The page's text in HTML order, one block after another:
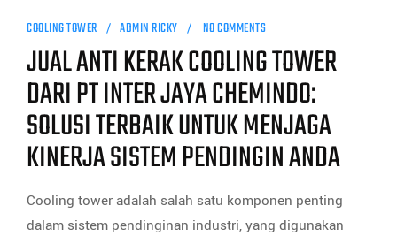
COOLING TOWER ADMIN RICKY NO COMMENTS
JUAL ANTI KERAK COOLING TOWER
DARI PT INTER JAYA CHEMINDO:
SOLUSI TERBAIK UNTUK MENJAGA
KINERJA SISTEM PENDINGIN ANDA
Cooling tower adalah salah satu komponen penting
dalam sistem pendinginan industri, yang digunakan